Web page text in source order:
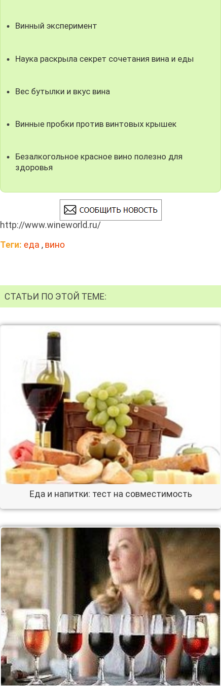
Винный эксперимент
Наука раскрыла секрет сочетания вина и еды
Вес бутылки и вкус вина
Винные пробки против винтовых крышек
Безалкогольное красное вино полезно для
здоровья
http://www.wineworld.ru/
Теги: еда , вино
СТАТЬИ ПО ЭТОЙ ТЕМЕ:
Еда и напитки: тест на совместимость